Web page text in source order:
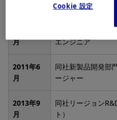
月
同社プログラム
エンジニア
2011年6
月
同社新製品開発部
ージャー
2013年9
月
同社リージョン
ト）
Cookie 設定